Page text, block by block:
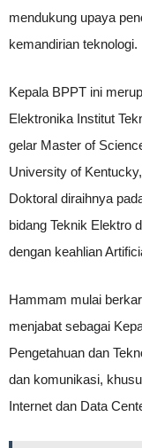
mendukung upaya
kemandirian teknologi.
Kepala BPPT ini
Elektronika Institut
gelar Master of
University of
Doktoral diraihnya
bidang Teknik Elektro
dengan keahlian
Hammam mulai
menjabat sebagai
Pengetahuan dan
dan komunikasi,
Internet dan Data